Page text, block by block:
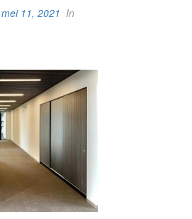
mei 11, 2021 In